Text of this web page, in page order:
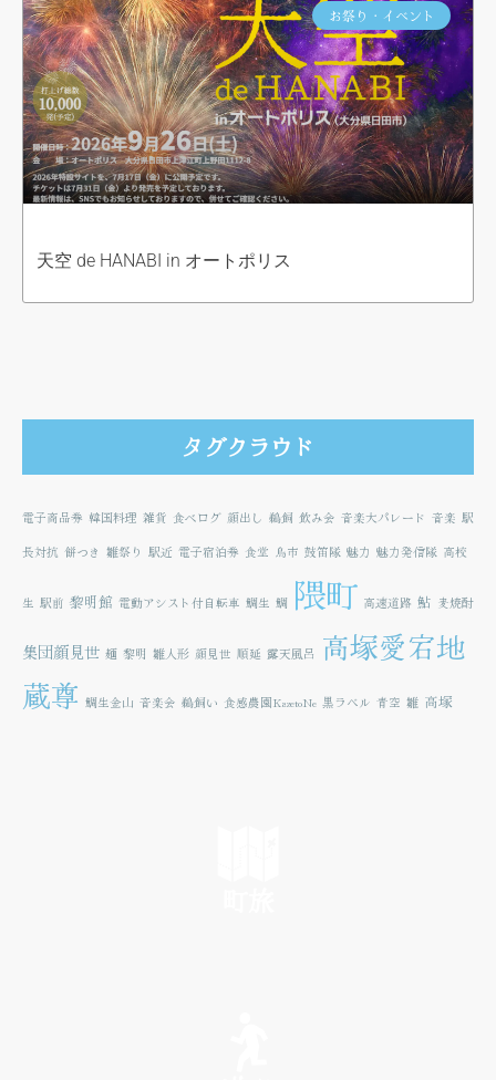
お祭り・イベント
天空 de HANABI in オートポリス
タグクラウド
電子商品券 韓国料理 雑貨 食べログ 顔出し 鵜飼 飲み会 音楽大パレード 音楽 駅
長対抗 餅つき 雛祭り 駅近 電子宿泊券 食堂 鳥市 鼓笛隊 魅力 魅力発信隊 高校
生 駅前 黎明館 電動アシスト付自転車 鯛生 鯛 隈町 高速道路 鮎 麦焼酎
集団顔見世 麺 黎明 雛人形 顔見世 順延 露天風呂 高塚愛宕地
蔵尊 鯛生金山 音楽会 鵜飼い 食感農園KazetoNe 黒ラベル 青空 雛 高塚